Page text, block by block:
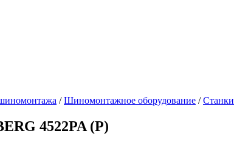
/Шиномонтажное оборудование /Станки
4522PA (P)